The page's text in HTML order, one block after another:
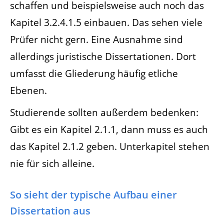
schaffen und beispielsweise auch noch das
Kapitel 3.2.4.1.5 einbauen. Das sehen viele
Prüfer nicht gern. Eine Ausnahme sind
allerdings juristische Dissertationen. Dort
umfasst die Gliederung häufig etliche
Ebenen.
Studierende sollten außerdem bedenken:
Gibt es ein Kapitel 2.1.1, dann muss es auch
das Kapitel 2.1.2 geben. Unterkapitel stehen
nie für sich alleine.
So sieht der typische Aufbau einer
Dissertation aus